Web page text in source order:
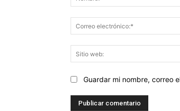
Guardar mi nombre, correo